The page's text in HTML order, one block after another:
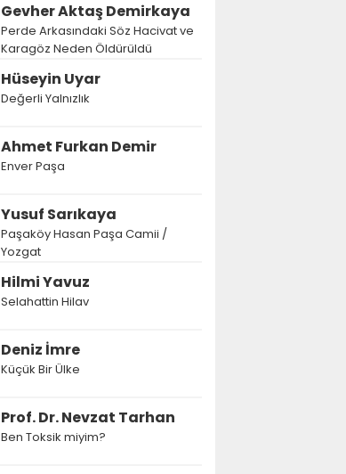
Gevher Aktaş Demirkaya
Perde Arkasındaki Söz Hacivat ve
Karagöz Neden Öldürüldü
Hüseyin Uyar
Değerli Yalnızlık
Ahmet Furkan Demir
Enver Paşa
Yusuf Sarıkaya
Paşaköy Hasan Paşa Camii /
Yozgat
Hilmi Yavuz
Selahattin Hilav
Deniz İmre
Küçük Bir Ülke
Prof. Dr. Nevzat Tarhan
Ben Toksik miyim?